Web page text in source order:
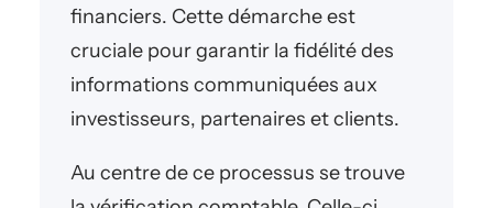
financiers. Cette démarche est
cruciale pour garantir la fidélité des
informations communiquées aux
investisseurs, partenaires et clients.
Au centre de ce processus se trouve